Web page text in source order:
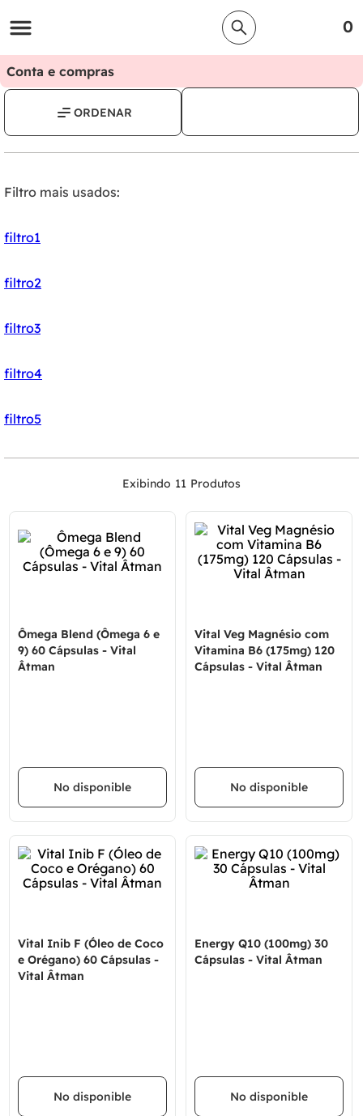
0
Conta e compras
Filtro mais usados:
filtro1
filtro2
filtro3
filtro4
filtro5
11
Ômega Blend (Ômega 6 e
9) 60 Cápsulas - Vital
Âtman
No disponible
Vital Veg Magnésio com
Vitamina B6 (175mg) 120
Cápsulas - Vital Âtman
No disponible
Vital Inib F (Óleo de Coco
e Orégano) 60 Cápsulas -
Vital Âtman
No disponible
Energy Q10 (100mg) 30
Cápsulas - Vital Âtman
No disponible